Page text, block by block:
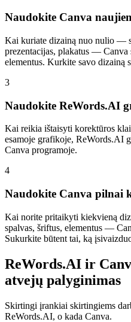
Naudokite Canva
Kai kuriate dizainą nuo nulio —
prezentacijas, plakatus — Canva
elementus. Kurkite savo dizainą
3
Naudokite ReWords.AI
Kai reikia ištaisyti korektūros
esamoje grafikoje, ReWords.AI
Canva programoje.
4
Naudokite Canva pilnai
Kai norite pritaikyti kiekvieną
spalvas, šriftus, elementus —
Sukurkite būtent tai, ką
ReWords.AI ir
atvejų palyginimas
Skirtingi įrankiai skirtingiems
ReWords.AI, o kada Canva.